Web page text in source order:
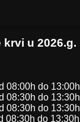
u 2026.g.
08:00h do 13:00h
08:30h do 13:30h
08:30h do 13:30h
08:30h do 13:30h